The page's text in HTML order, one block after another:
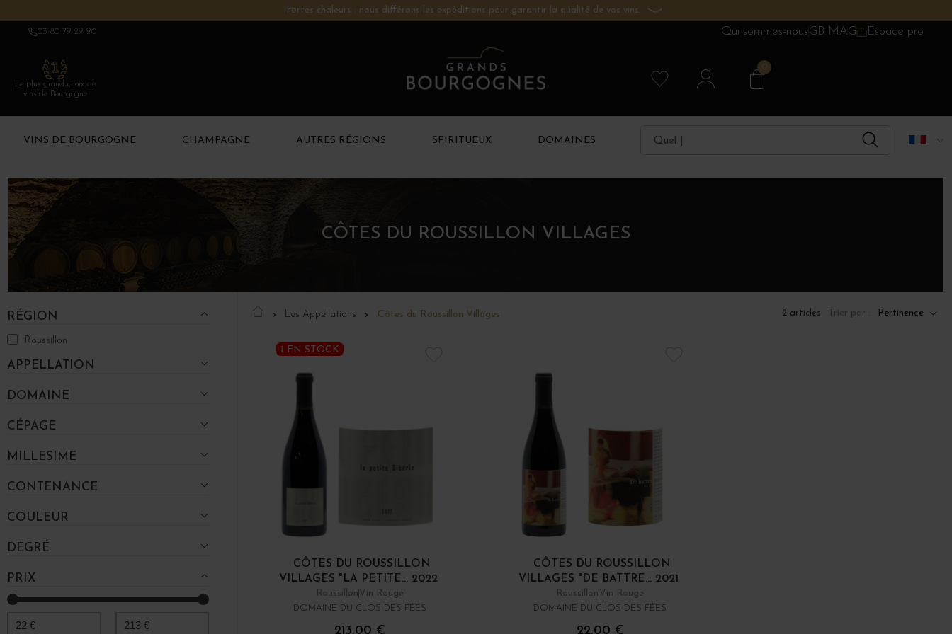
Fortes chaleurs : nous différons les expéditions pour garantir la qualité de vos vins.
03 80 79 29 90 Qui sommes-nousGB MAG Espace pro
Le plus grand choix de
vins de Bourgogne
0
VINS DE BOURGOGNE CHAMPAGNE AUTRES RÉGIONS SPIRITUEUX DOMAINES
CÔTES DU ROUSSILLON VILLAGES
RÉGION
Roussillon
APPELLATION
DOMAINE
CÉPAGE
MILLESIME
CONTENANCE
COULEUR
DEGRÉ
PRIX
22 € 213€
Les Appellations Côtes du Roussillon Villages Trier par : Pertinence
2 articles
1 EN STOCK
CÔTES DU ROUSSILLON
VILLAGES "LA PETITE... 2022
Roussillon Vin Rouge
DOMAINE DU CLOS DES FÉES
213,00 €
CÔTES DU ROUSSILLON
VILLAGES "DE BATTRE... 2021
Roussillon Vin Rouge
DOMAINE DU CLOS DES FÉES
22,00 €